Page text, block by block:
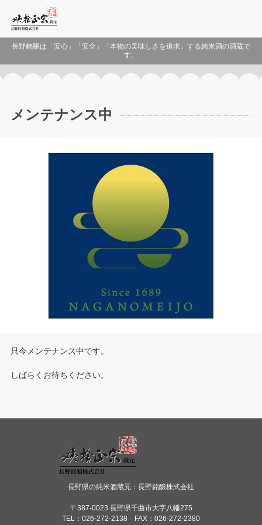
長野銘醸は「安心」「安全」「本物の美味しさを追求」する純米酒の酒蔵で
す。
メンテナンス中
只今メンテナンス中です。
しばらくお待ちください。
長野県の純米酒蔵元：長野銘醸株式会社
〒387-0023 長野県千曲市大字八幡275
TEL：026-272-2138 FAX：026-272-2380